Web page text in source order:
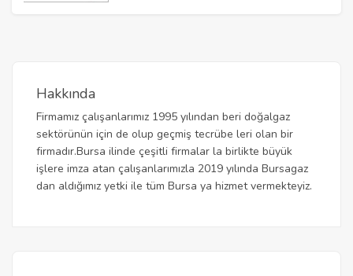
Hakkında
Firmamız çalışanlarımız 1995 yılından beri doğalgaz
sektörünün için de olup geçmiş tecrübe leri olan bir
firmadır.Bursa ilinde çeşitli firmalar la birlikte büyük
işlere imza atan çalışanlarımızla 2019 yılında Bursagaz
dan aldığımız yetki ile tüm Bursa ya hizmet vermekteyiz.